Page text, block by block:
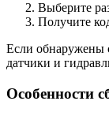
Выберите
Получите
Если обнаружены
датчики и
Особенности